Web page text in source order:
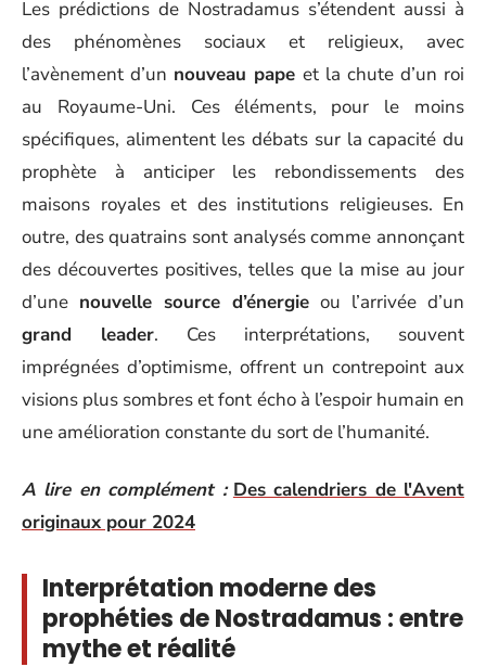
Les prédictions de Nostradamus s’étendent aussi à
des phénomènes sociaux et religieux, avec
l’avènement d’un nouveau pape et la chute d’un roi
au Royaume-Uni. Ces éléments, pour le moins
spécifiques, alimentent les débats sur la capacité du
prophète à anticiper les rebondissements des
maisons royales et des institutions religieuses. En
outre, des quatrains sont analysés comme annonçant
des découvertes positives, telles que la mise au jour
d’une nouvelle source d’énergie ou l’arrivée d’un
grand leader. Ces interprétations, souvent
imprégnées d’optimisme, offrent un contrepoint aux
visions plus sombres et font écho à l’espoir humain en
une amélioration constante du sort de l’humanité.
A lire en complément : Des calendriers de l'Avent
originaux pour 2024
Interprétation moderne des
prophéties de Nostradamus : entre
mythe et réalité